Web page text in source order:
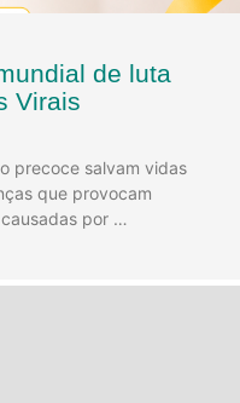
de luta
Virais
precoce salvam vidas
que provocam
por …